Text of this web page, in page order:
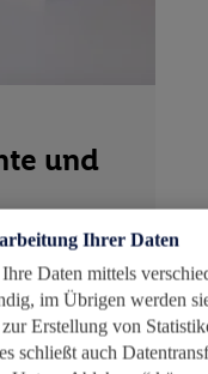
und
Menschen
bis hin zu
gemeinsam
Umwelt
Ihrer Daten
Ihre Daten mittels
im Übrigen werden
Erstellung von
schließt auch